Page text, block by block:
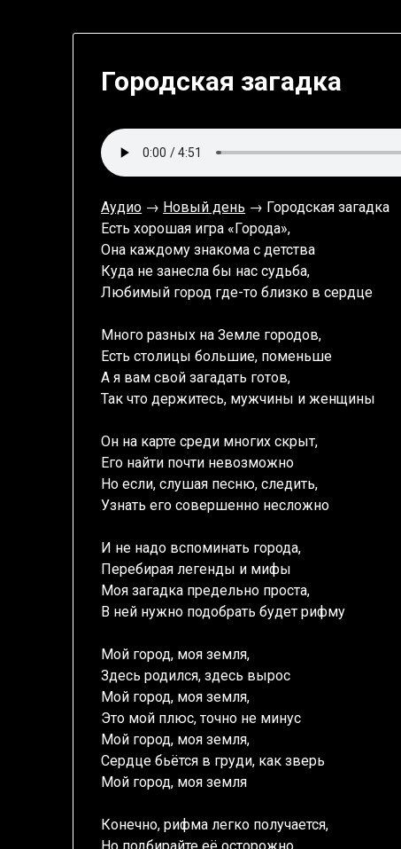
Городская загадка
Аудио → Новый день → Городская загадка
Есть хорошая игра «Города»,
Она каждому знакома с детства
Куда не занесла бы нас судьба,
Любимый город где-то близко в сердце
Много разных на Земле городов,
Есть столицы большие, поменьше
А я вам свой загадать готов,
Так что держитесь, мужчины и женщины
Он на карте среди многих скрыт,
Его найти почти невозможно
Но если, слушая песню, следить,
Узнать его совершенно несложно
И не надо вспоминать города,
Перебирая легенды и мифы
Моя загадка предельно проста,
В ней нужно подобрать будет рифму
Мой город, моя земля,
Здесь родился, здесь вырос
Мой город, моя земля,
Это мой плюс, точно не минус
Мой город, моя земля,
Сердце бьётся в груди, как зверь
Мой город, моя земля
Конечно, рифма легко получается,